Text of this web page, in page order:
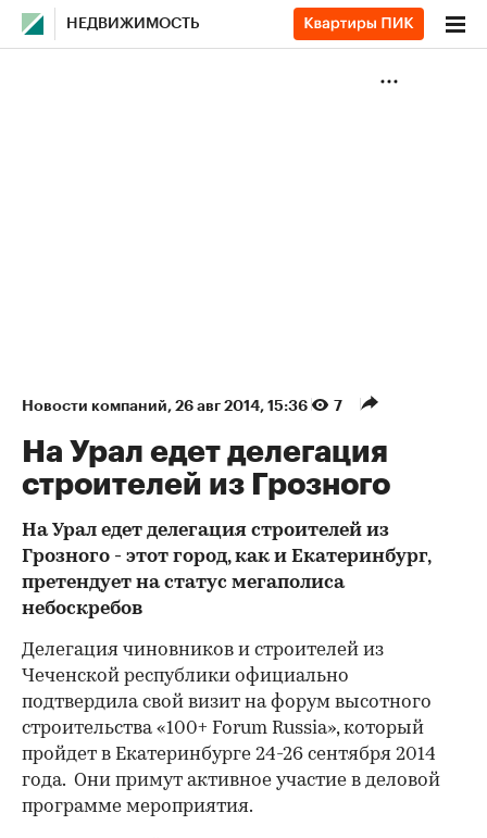
НЕДВИЖИМОСТЬ
Новости компаний⁠, 26 авг 2014, 15:36 7
На Урал едет делегация
строителей из Грозного
На Урал едет делегация строителей из
Грозного - этот город, как и Екатеринбург,
претендует на статус мегаполиса
небоскребов
Делегация чиновников и строителей из
Чеченской республики официально
подтвердила свой визит на форум высотного
строительства «100+ Forum Russia», который
пройдет в Екатеринбурге 24-26 сентября 2014
года. Они примут активное участие в деловой
программе мероприятия.